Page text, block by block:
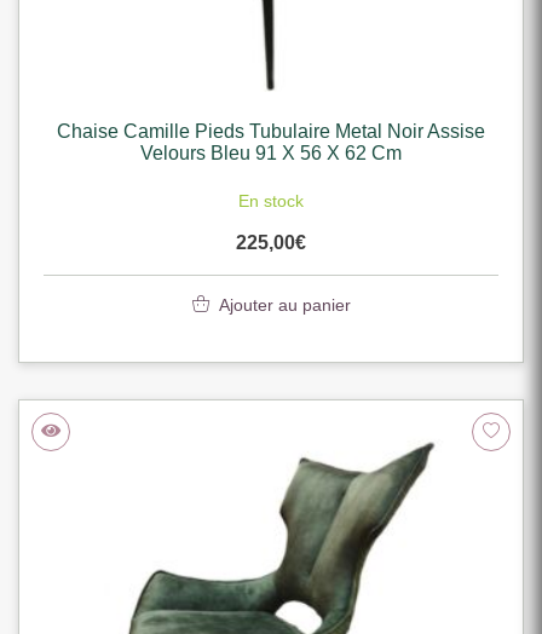
Chaise Camille Pieds Tubulaire Metal Noir Assise
Velours Bleu 91 X 56 X 62 Cm
En stock
225,00€
Ajouter au panier